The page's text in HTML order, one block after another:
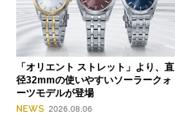
「オリエント ストレット」より、直
径32mmの使いやすいソーラークォ
ーツモデルが登場
NEWS 2026.08.06